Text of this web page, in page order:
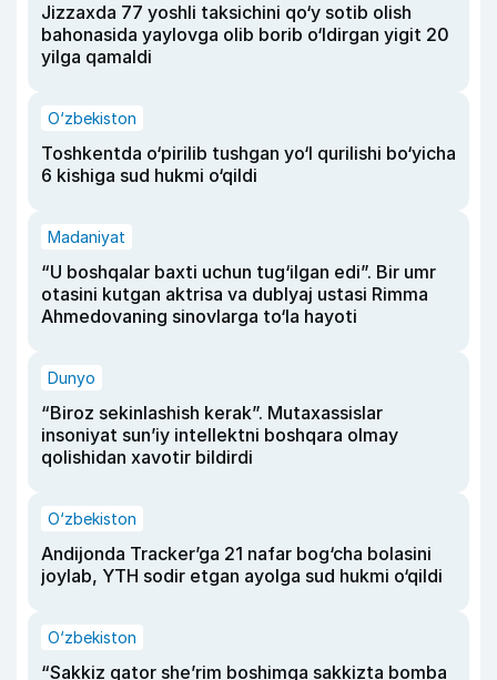
Jizzaxda 77 yoshli taksichini qo‘y sotib olish
bahonasida yaylovga olib borib o‘ldirgan yigit 20
yilga qamaldi
O‘zbekiston
Toshkentda o‘pirilib tushgan yo‘l qurilishi bo‘yicha
6 kishiga sud hukmi o‘qildi
Madaniyat
“U boshqalar baxti uchun tug‘ilgan edi”. Bir umr
otasini kutgan aktrisa va dublyaj ustasi Rimma
Ahmedovaning sinovlarga to‘la hayoti
Dunyo
“Biroz sekinlashish kerak”. Mutaxassislar
insoniyat sun’iy intellektni boshqara olmay
qolishidan xavotir bildirdi
O‘zbekiston
Andijonda Tracker’ga 21 nafar bog‘cha bolasini
joylab, YTH sodir etgan ayolga sud hukmi o‘qildi
O‘zbekiston
“Sakkiz qator she’rim boshimga sakkizta bomba